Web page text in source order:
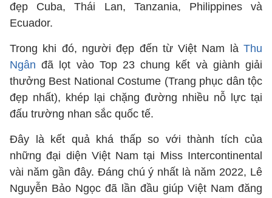
đẹp Cuba, Thái Lan, Tanzania, Philippines và
Ecuador.
Trong khi đó, người đẹp đến từ Việt Nam là Thu
Ngân đã lọt vào Top 23 chung kết và giành giải
thưởng Best National Costume (Trang phục dân tộc
đẹp nhất), khép lại chặng đường nhiều nỗ lực tại
đấu trường nhan sắc quốc tế.
Đây là kết quả khá thấp so với thành tích của
những đại diện Việt Nam tại Miss Intercontinental
vài năm gần đây. Đáng chú ý nhất là năm 2022, Lê
Nguyễn Bảo Ngọc đã lần đầu giúp Việt Nam đăng